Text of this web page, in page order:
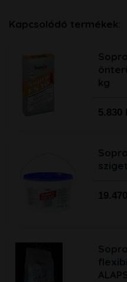
Kapcsolódó termékek:
kg
5.830